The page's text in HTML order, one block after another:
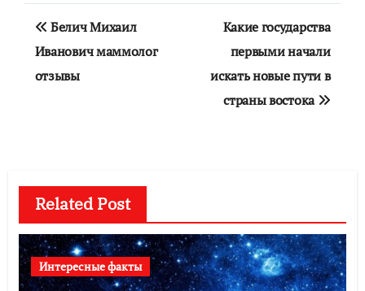
Навигация
по
записям
Белич Михаил
Иванович маммолог
отзывы
Какие государства
первыми начали
искать новые пути в
страны востока
Related Post
Интересные факты